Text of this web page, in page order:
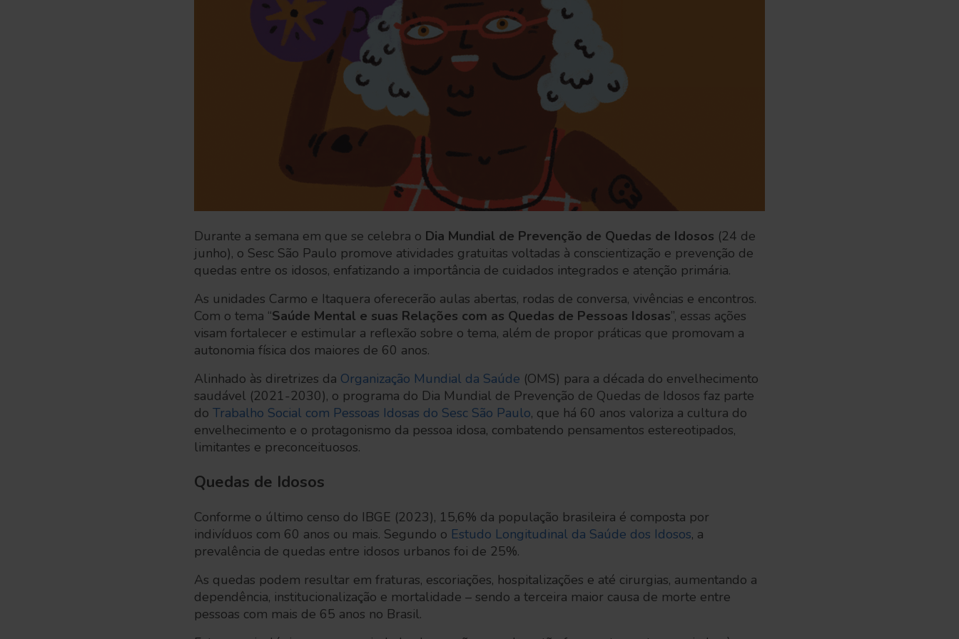
Durante a semana em que se celebra o Dia Mundial de Prevenção de Quedas de Idosos (24 de
junho), o Sesc São Paulo promove atividades gratuitas voltadas à conscientização e prevenção de
quedas entre os idosos, enfatizando a importância de cuidados integrados e atenção primária.
As unidades Carmo e Itaquera oferecerão aulas abertas, rodas de conversa, vivências e encontros.
Com o tema “Saúde Mental e suas Relações com as Quedas de Pessoas Idosas”, essas ações
visam fortalecer e estimular a reflexão sobre o tema, além de propor práticas que promovam a
autonomia física dos maiores de 60 anos.
Alinhado às diretrizes da Organização Mundial da Saúde (OMS) para a década do envelhecimento
saudável (2021-2030), o programa do Dia Mundial de Prevenção de Quedas de Idosos faz parte
do Trabalho Social com Pessoas Idosas do Sesc São Paulo, que há 60 anos valoriza a cultura do
envelhecimento e o protagonismo da pessoa idosa, combatendo pensamentos estereotipados,
limitantes e preconceituosos.
Quedas de Idosos
Conforme o último censo do IBGE (2023), 15,6% da população brasileira é composta por
indivíduos com 60 anos ou mais. Segundo o Estudo Longitudinal da Saúde dos Idosos, a
prevalência de quedas entre idosos urbanos foi de 25%.
As quedas podem resultar em fraturas, escoriações, hospitalizações e até cirurgias, aumentando a
dependência, institucionalização e mortalidade – sendo a terceira maior causa de morte entre
pessoas com mais de 65 anos no Brasil.